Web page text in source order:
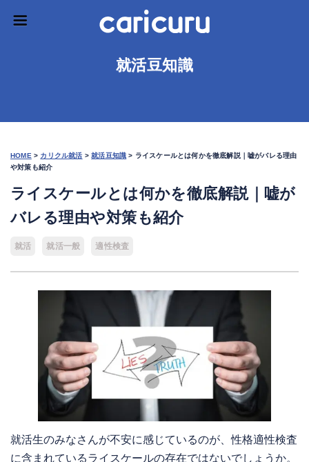
就活豆知識
HOME > カリクル就活 >就活豆知識 > ライスケールとは何かを徹底解説｜嘘がバレる理由
や対策も紹介
ライスケールとは何かを徹底解説｜嘘が
バレる理由や対策も紹介
就活 就活一般 適性検査
就活生のみなさんが不安に感じているのが、性格適性検査
に含まれているライスケールの存在ではないでしょうか。